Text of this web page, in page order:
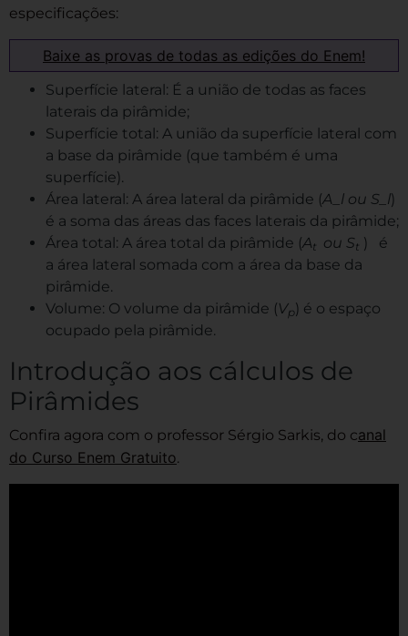
especificações:
Baixe as provas de todas as edições do Enem!
Superfície lateral: É a união de todas as faces
laterais da pirâmide;
Superfície total: A união da superfície lateral com
a base da pirâmide (que também é uma
superfície).
Área lateral: A área lateral da pirâmide (A_l ou S_l)
é a soma das áreas das faces laterais da pirâmide;
Área total: A área total da pirâmide (At ou St ) é
a área lateral somada com a área da base da
pirâmide.
Volume: O volume da pirâmide (Vp) é o espaço
ocupado pela pirâmide.
Introdução aos cálculos de
Pirâmides
Confira agora com o professor Sérgio Sarkis, do canal
do Curso Enem Gratuito.